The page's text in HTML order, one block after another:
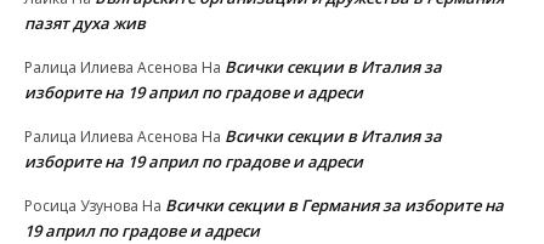
пазят духа жив
Ралица Илиева Асенова На Всички секции в Италия за
изборите на 19 април по градове и адреси
Ралица Илиева Асенова На Всички секции в Италия за
изборите на 19 април по градове и адреси
Росица Узунова На Всички секции в Германия за изборите на
19 април по градове и адреси